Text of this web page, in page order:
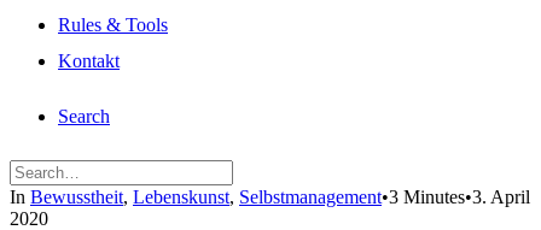
Rules & Tools
Kontakt
Search
In Bewusstheit, Lebenskunst, Selbstmanagement•3 Minutes•3. April
2020